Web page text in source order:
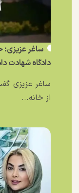
ساغر عزیزی:
دادگاه شهادت
ساغر عزیزی
از خانه...